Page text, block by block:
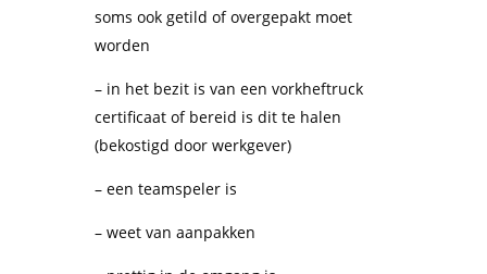
soms ook getild of overgepakt moet
worden
– in het bezit is van een vorkheftruck
certificaat of bereid is dit te halen
(bekostigd door werkgever)
– een teamspeler is
– weet van aanpakken